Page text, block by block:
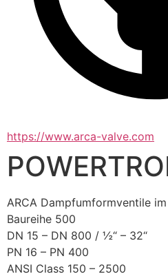
https://www.arca-valve.com
ARCA Dampf­um­form­ven­tile
Baureihe 500
DN 15 – DN 800 / ½“ – 32“
PN 16 – PN 400
ANSI Class 150 – 2500